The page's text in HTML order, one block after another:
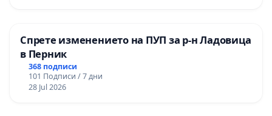
Спрете изменението на ПУП за р-н Ладовица
в Перник
368 подписи
101 Подписи / 7 дни
28 Jul 2026